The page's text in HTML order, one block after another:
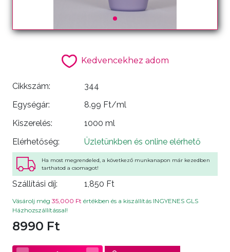
Kedvencekhez adom
Cikkszám:
344
Egységár:
8.99 Ft/ml
Kiszerelés:
1000 ml
Elérhetőség:
Üzletünkben és online elérhető
Ha most megrendeled, a következő munkanapon már kezedben
tarthatod a csomagot!
Szállítási díj: 1,850 Ft
Vásárolj még 35,000 Ft értékben és a kiszállítás INGYENES GLS
Házhozszállítással!
8990 Ft